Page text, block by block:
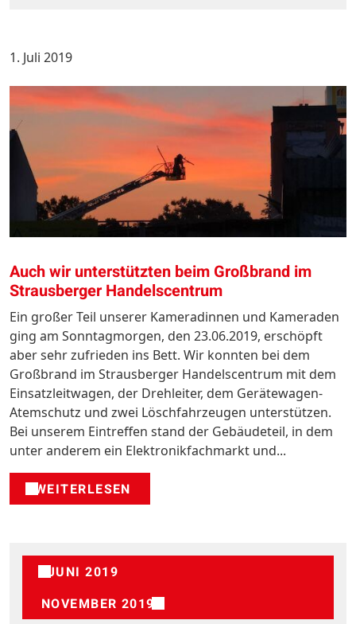
1. Juli 2019
Auch wir unterstützten beim Großbrand im
Strausberger Handelscentrum
Ein großer Teil unserer Kameradinnen und Kameraden
ging am Sonntagmorgen, den 23.06.2019, erschöpft
aber sehr zufrieden ins Bett. Wir konnten bei dem
Großbrand im Strausberger Handelscentrum mit dem
Einsatzleitwagen, der Drehleiter, dem Gerätewagen-
Atemschutz und zwei Löschfahrzeugen unterstützen.
Bei unserem Eintreffen stand der Gebäudeteil, in dem
unter anderem ein Elektronikfachmarkt und...
WEITERLESEN
JUNI 2019
NOVEMBER 2019